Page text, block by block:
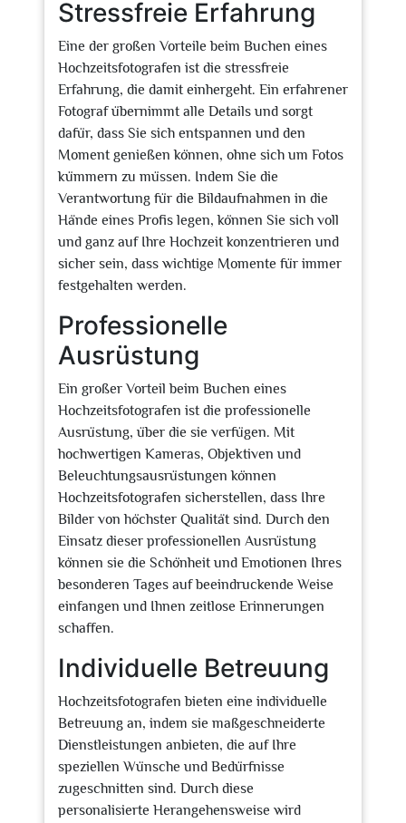
Stressfreie Erfahrung
Eine der großen Vorteile beim Buchen eines
Hochzeitsfotografen ist die stressfreie
Erfahrung, die damit einhergeht. Ein erfahrener
Fotograf übernimmt alle Details und sorgt
dafür, dass Sie sich entspannen und den
Moment genießen können, ohne sich um Fotos
kümmern zu müssen. Indem Sie die
Verantwortung für die Bildaufnahmen in die
Hände eines Profis legen, können Sie sich voll
und ganz auf Ihre Hochzeit konzentrieren und
sicher sein, dass wichtige Momente für immer
festgehalten werden.
Professionelle
Ausrüstung
Ein großer Vorteil beim Buchen eines
Hochzeitsfotografen ist die professionelle
Ausrüstung, über die sie verfügen. Mit
hochwertigen Kameras, Objektiven und
Beleuchtungsausrüstungen können
Hochzeitsfotografen sicherstellen, dass Ihre
Bilder von höchster Qualität sind. Durch den
Einsatz dieser professionellen Ausrüstung
können sie die Schönheit und Emotionen Ihres
besonderen Tages auf beeindruckende Weise
einfangen und Ihnen zeitlose Erinnerungen
schaffen.
Individuelle Betreuung
Hochzeitsfotografen bieten eine individuelle
Betreuung an, indem sie maßgeschneiderte
Dienstleistungen anbieten, die auf Ihre
speziellen Wünsche und Bedürfnisse
zugeschnitten sind. Durch diese
personalisierte Herangehensweise wird